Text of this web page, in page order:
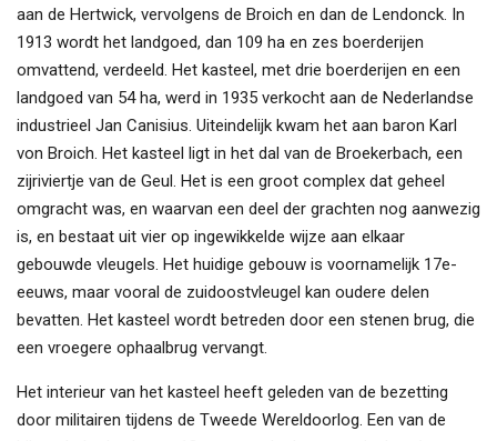
aan de Hertwick, vervolgens de Broich en dan de Lendonck. In
1913 wordt het landgoed, dan 109 ha en zes boerderijen
omvattend, verdeeld. Het kasteel, met drie boerderijen en een
landgoed van 54 ha, werd in 1935 verkocht aan de Nederlandse
industrieel Jan Canisius. Uiteindelijk kwam het aan baron Karl
von Broich. Het kasteel ligt in het dal van de Broekerbach, een
zijriviertje van de Geul. Het is een groot complex dat geheel
omgracht was, en waarvan een deel der grachten nog aanwezig
is, en bestaat uit vier op ingewikkelde wijze aan elkaar
gebouwde vleugels. Het huidige gebouw is voornamelijk 17e-
eeuws, maar vooral de zuidoostvleugel kan oudere delen
bevatten. Het kasteel wordt betreden door een stenen brug, die
een vroegere ophaalbrug vervangt.
Het interieur van het kasteel heeft geleden van de bezetting
door militairen tijdens de Tweede Wereldoorlog. Een van de